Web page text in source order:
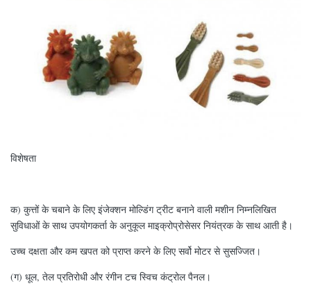
विशेषता
क) कुत्तों के चबाने के लिए इंजेक्शन मोल्डिंग ट्रीट बनाने वाली मशीन निम्नलिखित
सुविधाओं के साथ उपयोगकर्ता के अनुकूल माइक्रोप्रोसेसर नियंत्रक के साथ आती है।
उच्च दक्षता और कम खपत को प्राप्त करने के लिए सर्वो मोटर से सुसज्जित।
(ग) धूल, तेल प्रतिरोधी और रंगीन टच स्विच कंट्रोल पैनल।